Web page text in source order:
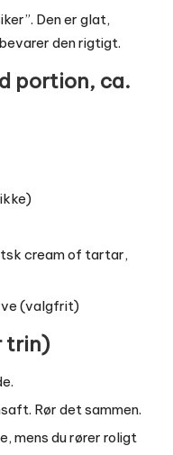
Den er glat,
den rigtigt.
portion, ca.
cream of tartar,
(valgfrit)
trin)
Rør det sammen.
mens du rører roligt